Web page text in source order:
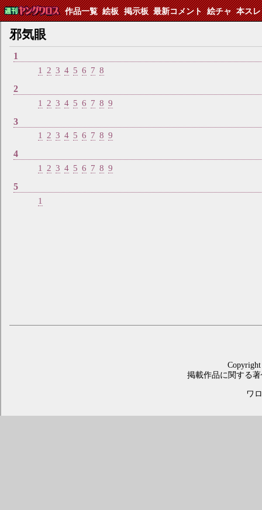
作品一覧 絵板 掲示板 最新コメント 絵チャ 本スレ
邪気眼
1
1
2 3 4 5 6 7 8
2
1
2 3 4 5 6 7 8 9
3
1 2 3 4 5 6 7 8 9
4
1
2 3 4 5 6 7 8 9
5
1
掲載作品に関する
ワ